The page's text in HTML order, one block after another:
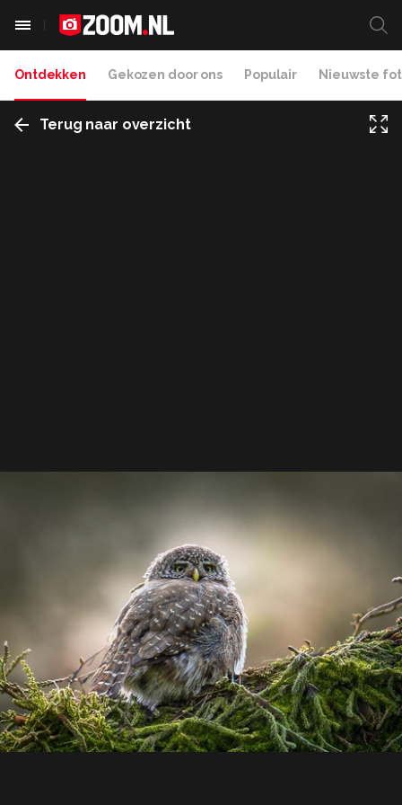
Ontdekken Gekozen door ons Populair Nieuwste
Terug naar overzicht